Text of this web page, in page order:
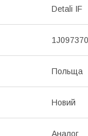
Detali IF
Польща
Новий
Аналог